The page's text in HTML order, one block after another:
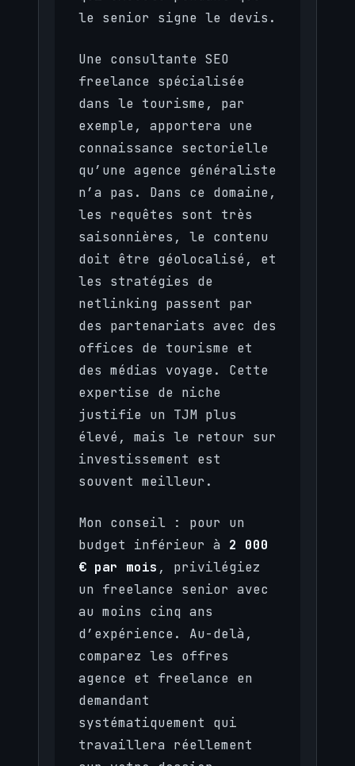
le senior signe le devis.
Une consultante SEO
freelance spécialisée
dans le tourisme, par
exemple, apportera une
connaissance sectorielle
qu’une agence généraliste
n’a pas. Dans ce domaine,
les requêtes sont très
saisonnières, le contenu
doit être géolocalisé, et
les stratégies de
netlinking passent par
des partenariats avec des
offices de tourisme et
des médias voyage. Cette
expertise de niche
justifie un TJM plus
élevé, mais le retour sur
investissement est
souvent meilleur.
Mon conseil : pour un
budget inférieur à 2 000
€ par mois , privilégiez
un freelance senior avec
au moins cinq ans
d’expérience. Au-delà,
comparez les offres
agence et freelance en
demandant
systématiquement qui
travaillera réellement